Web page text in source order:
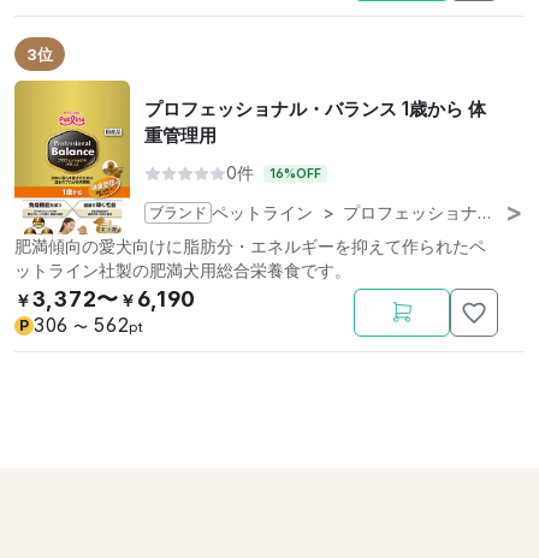
3位
プロフェッショナル・バランス 1歳から 体
重管理用
0件 16%OFF
ブランド ペットライン > プロフェッショナル・バランス
肥満傾向の愛犬向けに脂肪分・エネルギーを抑えて作られたペ
ットライン社製の肥満犬用総合栄養食です。
￥3,372〜 ￥ 6,190
P 306 〜 562pt